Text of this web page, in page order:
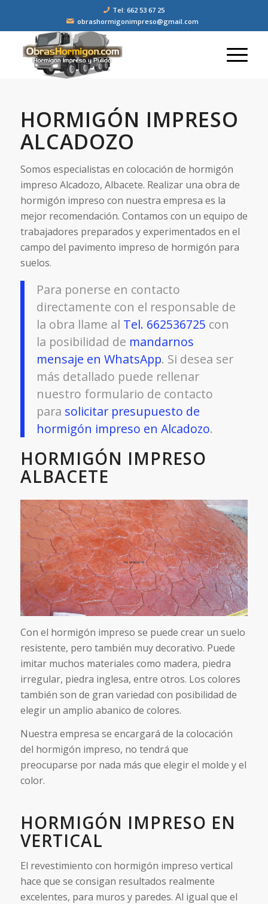
Tel: 662 53 67 25
obrashormigonimpreso@gmail.com
HORMIGÓN IMPRESO
ALCADOZO
Somos especialistas en colocación de hormigón
impreso Alcadozo, Albacete. Realizar una obra de
hormigón impreso con nuestra empresa es la
mejor recomendación. Contamos con un equipo de
trabajadores preparados y experimentados en el
campo del pavimento impreso de hormigón para
suelos.
Para ponerse en contacto
directamente con el responsable de
la obra llame al Tel. 662536725 con
la posibilidad de mandarnos
mensaje en WhatsApp. Si desea ser
más detallado puede rellenar
nuestro formulario de contacto
para solicitar presupuesto de
hormigón impreso en Alcadozo.
HORMIGÓN IMPRESO
ALBACETE
Con el hormigón impreso se puede crear un suelo
resistente, pero también muy decorativo. Puede
imitar muchos materiales como madera, piedra
irregular, piedra inglesa, entre otros. Los colores
también son de gran variedad con posibilidad de
elegir un amplio abanico de colores.
Nuestra empresa se encargará de la colocación
del hormigón impreso, no tendrá que
preocuparse por nada más que elegir el molde y el
color.
HORMIGÓN IMPRESO EN
VERTICAL
El revestimiento con hormigón impreso vertical
hace que se consigan resultados realmente
excelentes, para muros y paredes. Al igual que el